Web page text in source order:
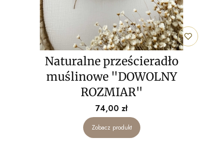
Naturalne prześcieradło
muślinowe "DOWOLNY
ROZMIAR"
Cena
74,00 zł
Zobacz produkt